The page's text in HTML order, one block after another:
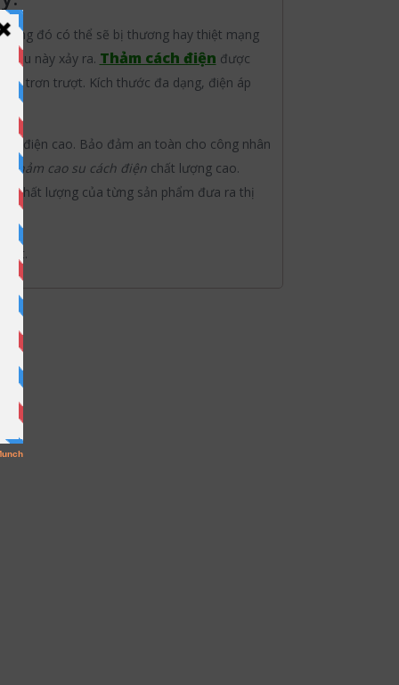
đó có thể sẽ bị thương hay thiệt mạng
này xảy ra. Thảm cách điện được
trơn trượt. Kích thước đa dạng, điện áp
điện cao. Bảo đảm an toàn cho công nhân
thảm cao su cách điệnchất lượng cao.
chất lượng của từng sản phẩm đưa ra thị